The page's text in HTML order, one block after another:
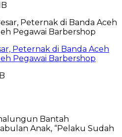
Peternak di Banda Aceh
Pegawai Barbershop